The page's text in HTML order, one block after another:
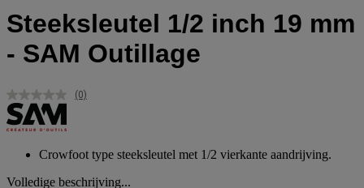
Steeksleutel 1/2 inch 19 mm
- SAM Outillage
Geen
(0)
Crowfoot type steeksleutel met 1/2 vierkante aandrijving.
Volledige beschrijving...